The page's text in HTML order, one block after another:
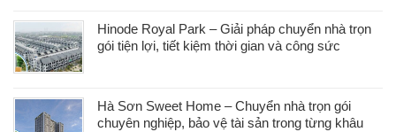
Hinode Royal Park – Giải pháp chuyển nhà trọn
gói tiện lợi, tiết kiệm thời gian và công sức
Hà Sơn Sweet Home – Chuyển nhà trọn gói
chuyên nghiệp, bảo vệ tài sản trong từng khâu